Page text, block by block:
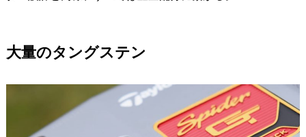
大量のタングステン